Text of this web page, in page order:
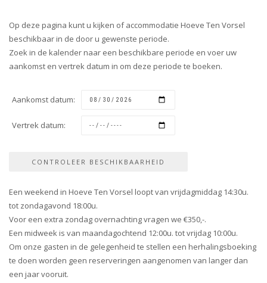
Op deze pagina kunt u kijken of accommodatie Hoeve Ten Vorsel
beschikbaar in de door u gewenste periode.
Zoek in de kalender naar een beschikbare periode en voer uw
aankomst en vertrek datum in om deze periode te boeken.
Aankomst datum:
Vertrek datum:
Een weekend in Hoeve Ten Vorsel loopt van vrijdagmiddag 14:30u.
tot zondagavond 18:00u.
Voor een extra zondag overnachting vragen we €350,-.
Een midweek is van maandagochtend 12:00u. tot vrijdag 10:00u.
Om onze gasten in de gelegenheid te stellen een herhalingsboeking
te doen worden geen reserveringen aangenomen van langer dan
een jaar vooruit.